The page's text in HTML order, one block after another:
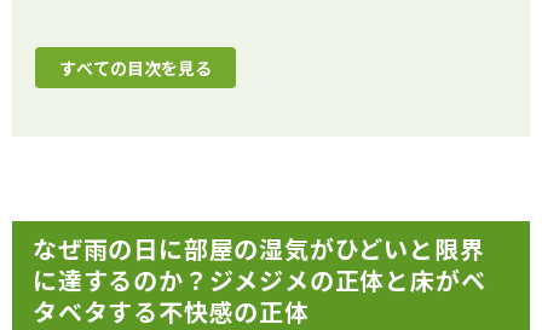
すべての目次を見る
なぜ雨の日に部屋の湿気がひどいと限界
に達するのか？ジメジメの正体と床がベ
タベタする不快感の正体